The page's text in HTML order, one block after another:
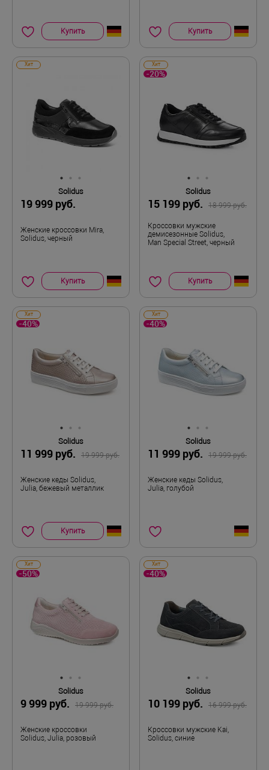
Купить Купить
Хит
Solidus
19 999 руб.
Женские кроссовки Mira,
Solidus, черный
Купить
Хит
-20%
Solidus
15 199 руб. 18 999 руб.
Кроссовки мужские
демисезонные Solidus,
Man Special Street, черный
Купить
Хит
-40%
Solidus
11 999 руб. 19 999 руб.
Женские кеды Solidus,
Julia, бежевый металлик
Купить
Хит
-40%
Solidus
11 999 руб. 19 999 руб.
Женские кеды Solidus,
Julia, голубой
Хит
-50%
Solidus
9 999 руб. 19 999 руб.
Женские кроссовки
Solidus, Julia, розовый
Хит
-40%
Solidus
10 199 руб. 16 999 руб.
Кроссовки мужские Kai,
Solidus, синие